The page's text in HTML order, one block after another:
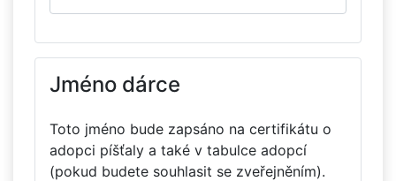
Jméno dárce
Toto jméno bude zapsáno na certifikátu o
adopci píšťaly a také v tabulce adopcí
(pokud budete souhlasit se zveřejněním).